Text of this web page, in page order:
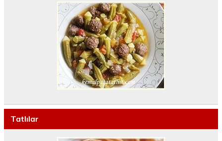
Tatlılar